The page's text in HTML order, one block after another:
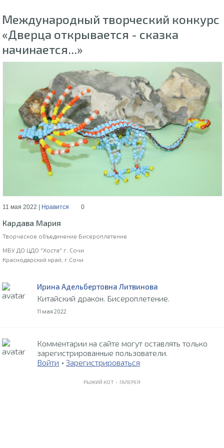
Международный творческий конкурс
«Дверца открывается - сказка
начинается...»
11 мая 2022 | Нравится 0
Кардава Мария
Творческое объединение Бисероплетение
МБУ ДО ЦДО "Хоста" г. Сочи
Краснодарский край, г.Сочи
Ирина Адельбертовна Литвинова
Китайский дракон. Бисероплетение.
11 мая 2022
Комментарии на сайте могут оставлять только
зарегистрированные пользователи.
Войти •Зарегистрироваться
РЫЖИЙ КОТ • ГАЛЕРЕЯ